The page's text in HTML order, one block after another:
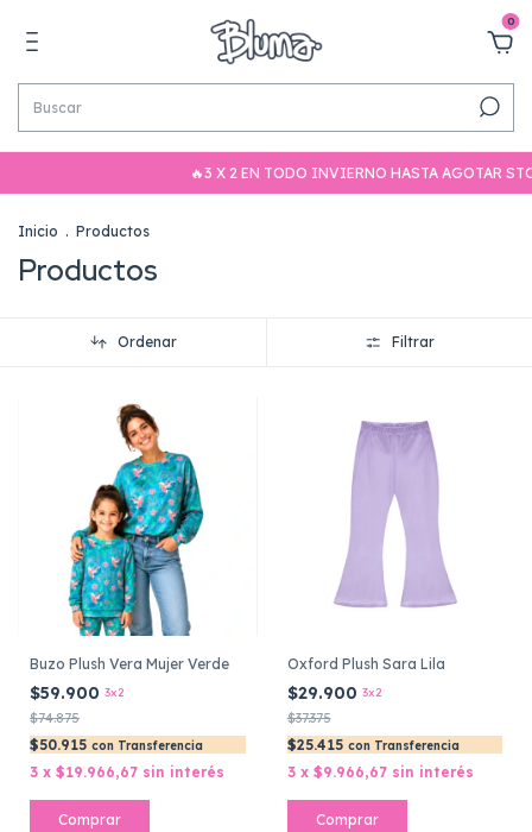
0
🔥3 X 2 EN TODO INVIERNO HASTA AGOTAR STOCK🔥
Inicio . Productos
Productos
Ordenar Filtrar
Buzo Plush Vera Mujer Verde
$59.900 3x2
$74.875
$50.915 con Transferencia
3 x $19.966,67 sin interés
Comprar
Oxford Plush Sara Lila
$29.900 3x2
$37.375
$25.415 con Transferencia
3 x $9.966,67 sin interés
Comprar